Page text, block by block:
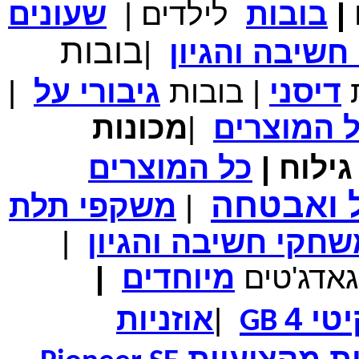
₪700.00 מחיר שוק
₪339.00 המחיר שלך
משלוח חינם
₪150.00 מחיר שוק
₪99.00 המחיר שלך
₪104.00 המחיר כולל משלוח :
נרתיק עור יוקרתי עבור אייפוד וידאו 60GB\80GB \שחור
| בובות לילדים |
שעונים
והגיון
|בובות
דיסני | בובות גיבורי על
|
המוצרים |מכונות
| כל המוצרים
ואבטחה | משקפי תלת
חשיבה והגיון
|
גאדג'טים מיוחדים |
4
GB
|אוזניות